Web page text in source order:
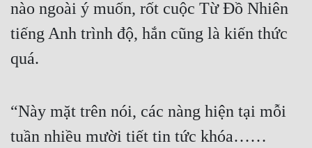
nào ngoài ý muốn, rốt cuộc Từ Đồ Nhiên
tiếng Anh trình độ, hắn cũng là kiến thức
quá.
“Này mặt trên nói, các nàng hiện tại mỗi
tuần nhiều mười tiết tin tức khóa……